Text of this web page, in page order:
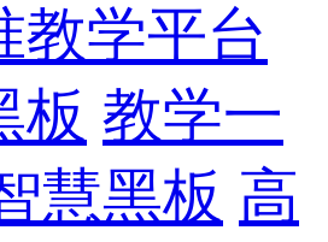
教学平台
板 教学一
慧黑板 高